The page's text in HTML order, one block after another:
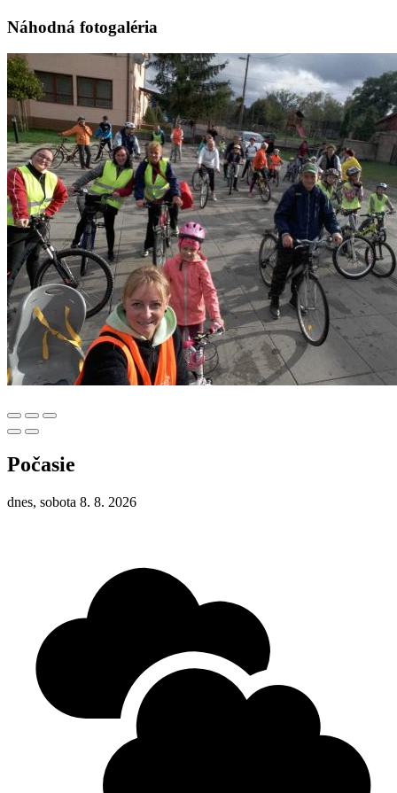
Náhodná fotogaléria
Počasie
dnes, sobota 8. 8. 2026